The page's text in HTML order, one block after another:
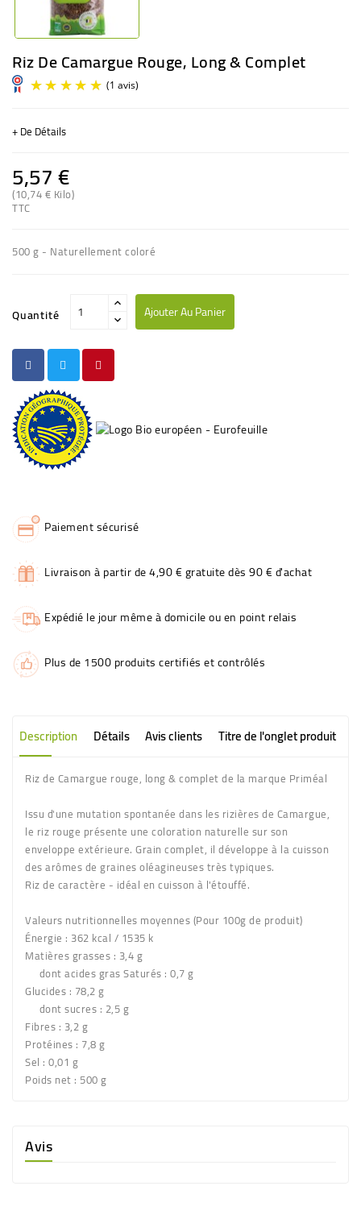
Riz De Camargue Rouge, Long & Complet
+ De Détails
5,57 €
(10,74 € Kilo)
TTC
500 g - Naturellement coloré
Quantité Ajouter Au Panier
Paiement sécurisé
Livraison à partir de 4,90 € gratuite dès 90 € d'achat
Expédié le jour même à domicile ou en point relais
Plus de 1500 produits certifiés et contrôlés
Description Détails Avis clients Titre de l'onglet produit
Riz de Camargue rouge, long & complet de la marque Priméal
Issu d'une mutation spontanée dans les rizières de Camargue,
le riz rouge présente une coloration naturelle sur son
enveloppe extérieure. Grain complet, il développe à la cuisson
des arômes de graines oléagineuses très typiques.
Riz de caractère - idéal en cuisson à l'étouffé.
Valeurs nutritionnelles moyennes(Pour 100g de produit)
Énergie : 362 kcal / 1535 k
Matières grasses : 3,4 g
dont acides gras Saturés : 0,7 g
Glucides : 78,2 g
dont sucres : 2,5 g
Fibres : 3,2 g
Protéines : 7,8 g
Sel : 0,01 g
Poids net : 500 g
Avis